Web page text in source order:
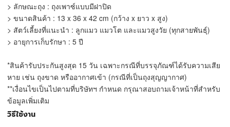
> ลักษณะถุง : ถุงเพาซ์แบบมีฝาปิด
> ขนาดสินค้า : 13 x 36 x 42 cm (กว้าง x ยาว x สูง)
> สัตว์เลี้ยงที่แนะนำ : ลูกแมว แมวโต และแมวสูงวัย (ทุกสายพันธุ์)
> อายุการเก็บรักษา : 5 ปี
*สินค้ารับประกันสูงสุด 15 วัน เฉพาะกรณีที่บรรจุภัณฑ์ได้รับความเสีย
หาย เช่น ถุงขาด หรืออากาศเข้า (กรณีที่เป็นถุงสุญญากาศ)
**เงื่อนไขเป็นไปตามที่บริษัทฯ กำหนด กรุณาสอบถามเจ้าหน้าที่สำหรับ
ข้อมูลเพิ่มเติม
วิธีใช้งาน